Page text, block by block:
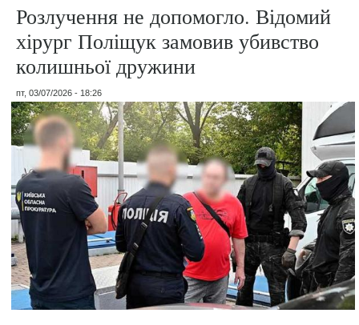
Розлучення не допомогло. Відомий
хірург Поліщук замовив убивство
колишньої дружини
пт, 03/07/2026 - 18:26